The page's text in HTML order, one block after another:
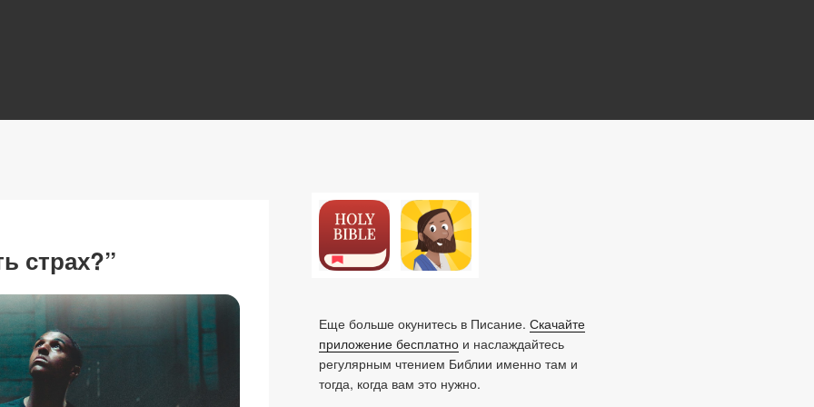
страх?”
Еще больше окунитесь в Писание. Скачайте
приложение бесплатнои наслаждайтесь
регулярным чтением Библии именно там и
тогда, когда вам это нужно.